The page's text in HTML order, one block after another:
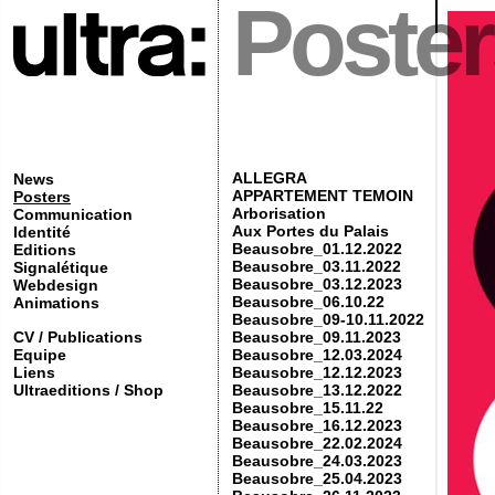
News
Posters
Communication
Identité
Editions
Signalétique
Webdesign
Animations
CV / Publications
Equipe
Liens
Ultraeditions / Shop
ALLEGRA
APPARTEMENT TEMOIN
Arborisation
Aux Portes du Palais
Beausobre_01.12.2022
Beausobre_03.11.2022
Beausobre_03.12.2023
Beausobre_06.10.22
Beausobre_09-10.11.2022
Beausobre_09.11.2023
Beausobre_12.03.2024
Beausobre_12.12.2023
Beausobre_13.12.2022
Beausobre_15.11.22
Beausobre_16.12.2023
Beausobre_22.02.2024
Beausobre_24.03.2023
Beausobre_25.04.2023